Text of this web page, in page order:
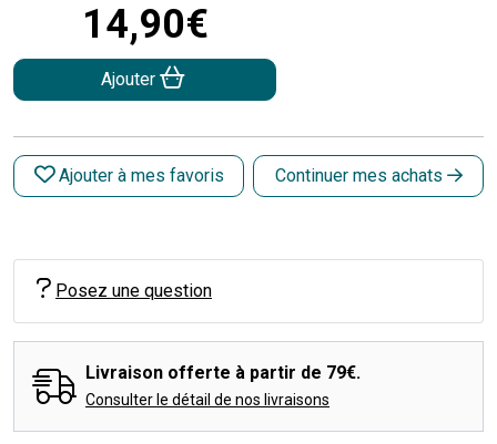
14,90€
Ajouter
Ajouter à mes favoris Continuer mes achats
Posez une question
Livraison offerte à partir de 79€.
Consulter le détail de nos livraisons